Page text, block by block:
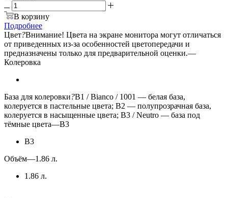
В корзину
Подробнее
Цвет?Внимание! Цвета на экране монитора могут отличаться
от приведенных из-за особенностей цветопередачи и
предназначены только для предварительной оценки.—
Колеровка
База для колеровки?B1 / Bianco / 1001 — белая база,
колеруется в пастельные цвета; B2 — полупрозрачная база,
колеруется в насыщенные цвета; B3 / Neutro — база под
тёмные цвета—B3
B3
Объём—1.86 л.
1.86 л.